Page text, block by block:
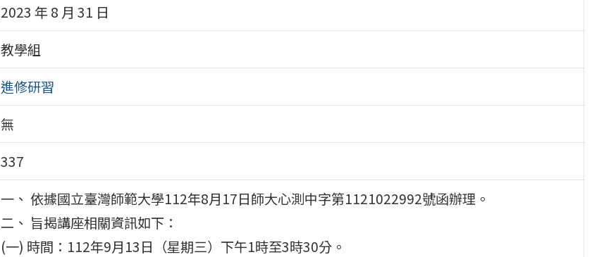
2023 年 8 月 31 日
教學組
進修研習
無
337
一、 依據國立臺灣師範大學112年8月17日師大心測中字第1121022992號函辦理。
二、 旨揭講座相關資訊如下：
(一) 時間：112年9月13日（星期三）下午1時至3時30分。